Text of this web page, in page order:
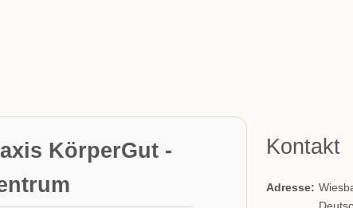
KörperGut -
Kontakt
Adresse: